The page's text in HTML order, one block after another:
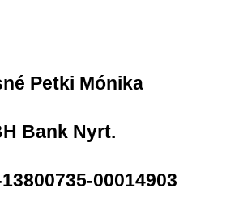
Petki Mónika
Bank Nyrt.
00014903